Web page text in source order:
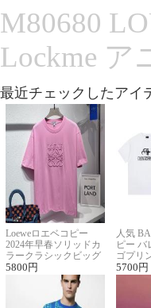
M80680
Lockme ア
最近チェックしたアイ
Loeweロエベコピー
2024年早春ソリッドカ
ラークラシックビッグ
ロゴ刺繍Tシャツ
5800 円
人気
ピー バ
ゴプリ
ーネッ
5700 円